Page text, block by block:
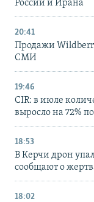
России и Ирана
20:41
Продажи
СМИ
19:46
CIR: в июле
выросло на 72%
18:53
В Керчи дрон
сообщают о
18:02